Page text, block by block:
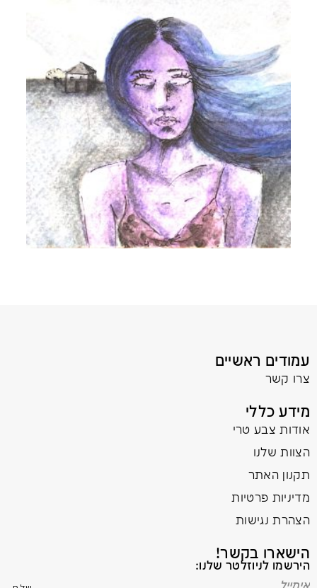
עמודים ראשיים
צרו קשר
מידע כללי
אודות צבע טרי
הצוות שלנו
תקנון האתר
מדיניות פרטיות
הצהרת נגישות
הישארו בקשר!
הירשמו לניוזלטר שלנו: